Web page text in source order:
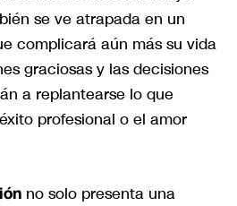
se ve atrapada en un
complicará aún más su vida
graciosas y las decisiones
a replantearse lo que
profesional o el amor
no solo presenta una